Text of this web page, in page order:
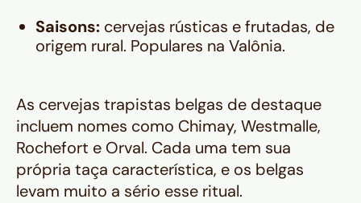
Saisons: cervejas rústicas e frutadas, de
origem rural. Populares na Valônia.
As cervejas trapistas belgas de destaque
incluem nomes como Chimay, Westmalle,
Rochefort e Orval. Cada uma tem sua
própria taça característica, e os belgas
levam muito a sério esse ritual.